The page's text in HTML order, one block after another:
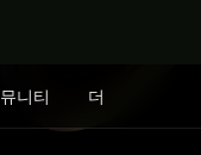
니티 더